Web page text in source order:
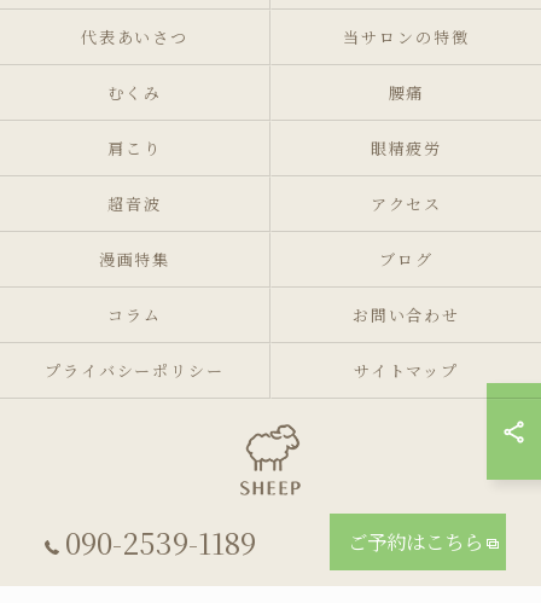
090-2539-1189 ご予約はこちら
代表あいさつ 当サロンの特徴
むくみ 腰痛
肩こり 眼精疲労
超音波 アクセス
漫画特集 ブログ
コラム お問い合わせ
プライバシーポリシー サイトマップ
© 2026 東京都池袋・要町のリラクゼーションならリラクゼーションマッサージサ
ロンSheep ALL RIGHTS RESERVED.